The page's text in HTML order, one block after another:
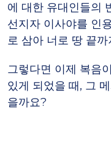
에 대한 유대인들의
선지자 이사야를 인
로 삼아 너로 땅 끝
그렇다면 이제 복음
있게 되었을 때, 그
을까요?